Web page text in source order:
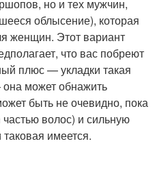
но и тех мужчин,
облысение), которая
женщин. Этот вариант
что вас побреют
плюс — укладки такая
может обнажить
быть не очевидно, пока
волос) и сильную
имеется.